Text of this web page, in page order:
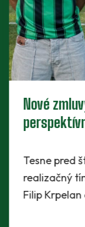
Nové
Tesne pred
realizačný
Filip